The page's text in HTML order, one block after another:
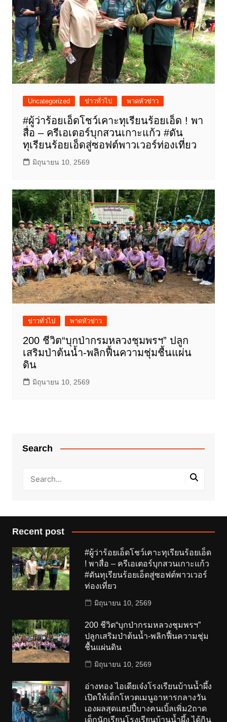
Uncategorized ข่าวทั่วไป พาดหัวข่าว
#ผู้ว่าร้อยเอ็ดโชว์เคาะทุเรียนร้อยเอ็ด ! พา
สื่อ – ครีเอเตอร์บุกสวนเกาะแก้ว #ดัน
ทุเรียนร้อยเอ็ดสู่ซอฟต์พาวเวอร์ท่องเที่ยว
มิถุนายน 10, 2569
ข่าวทั่วไป พาดหัวข่าว
200 ชีวิต“บุกป่ากรมหลวงชุมพรฯ” ปลูก
เสริมป่าต้นน้ำ-พลิกฟื้นความชุ่มชื้นแผ่น
ดิน
มิถุนายน 10, 2569
Search
Recent post
#ผู้ว่าร้อยเอ็ดโชว์เคาะทุเรียนร้อยเอ็ด
! พาสื่อ – ครีเอเตอร์บุกสวนเกาะแก้ว
#ดันทุเรียนร้อยเอ็ดสู่ซอฟต์พาวเวอร์
ท่องเที่ยว
มิถุนายน 10, 2569
200 ชีวิต“บุกป่ากรมหลวงชุมพรฯ”
ปลูกเสริมป่าต้นน้ำ-พลิกฟื้นความชุ่ม
ชื้นแผ่นดิน
มิถุนายน 10, 2569
อ่างทอง ไอเดียเจ๋งโรงเรียนบ้านน้ำผึ้ง
เปิดให้เด็กโหวตเมนูอาหารกลางวัน
เองผลสุดแฮปปี้บางคนเบิ้ลเพิ่ม2ถาด
เด็กนักเรียนโรงเรียนบ้านน้ำผึ้ง ได้กิน